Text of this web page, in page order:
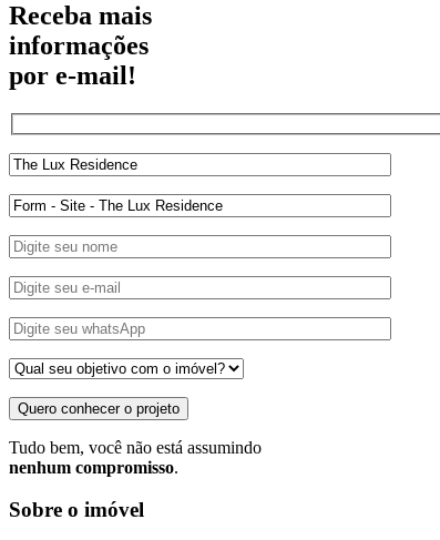
Receba mais
informações
por e-mail!
Quero conhecer o projeto
Tudo bem, você não está assumindo
nenhum compromisso.
Sobre o imóvel